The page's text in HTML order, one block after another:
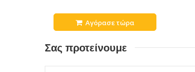
Αγόρασε τώρα
Σας προτείνουμε